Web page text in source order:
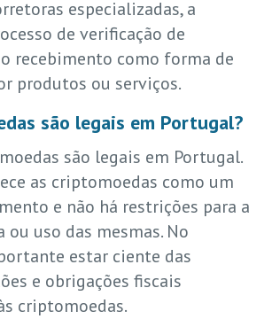
especializadas, a
de verificação de
recebimento como forma de
produtos ou serviços.
são legais em Portugal?
são legais em Portugal.
as criptomoedas como um
e não há restrições para a
ou uso das mesmas. No
estar ciente das
e obrigações fiscais
criptomoedas.